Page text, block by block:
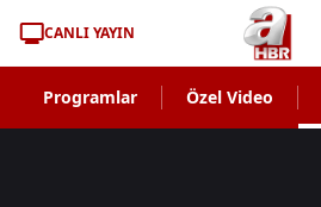
CANLI YAYIN
Programlar Özel Video